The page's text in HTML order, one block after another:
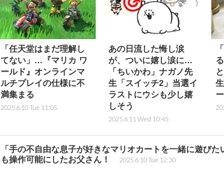
「任天堂はまだ理解し
てない」…『マリカ ワ
ールド』オンラインマ
ルチプレイの仕様に不
満集まる
2025.6.10 Tue 11:05
あの日流した悔し涙
が、ついに嬉し涙に…
「ちいかわ」ナガノ先
生「スイッチ2」当選イ
ラストにウシも少し嬉
しそう
2025.6.11 Wed 10:45
「手の不自由な息子が好きなマリオカートを一緒に遊び
も操作可能にしたお父さん！
2025.6.10 Tue 12:30